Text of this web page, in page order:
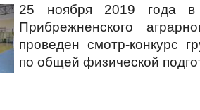
25 ноября 2019 года в
Прибрежненского
проведен смотр-конкурс
по общей физической